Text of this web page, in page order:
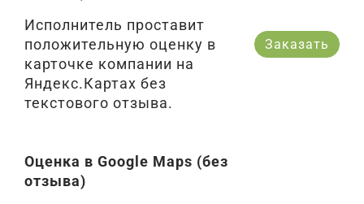
Исполнитель проставит
положительную оценку в
карточке компании на
Яндекс.Картах без
текстового отзыва.
Заказать
Оценка в Google Maps (без
отзыва)